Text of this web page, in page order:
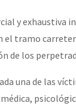
y exhaustiva
el tramo
de los
una de las